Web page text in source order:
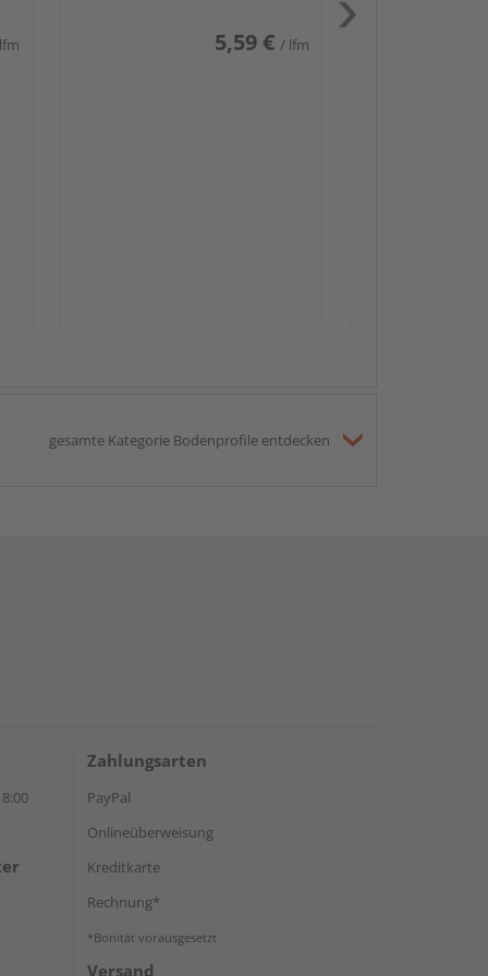
5,59 € / lfm
gesamte Kategorie Bodenprofile entdecken
Zahlungsarten
PayPal
Onlineüberweisung
Kreditkarte
Rechnung*
*Bonität vorausgesetzt
Versand